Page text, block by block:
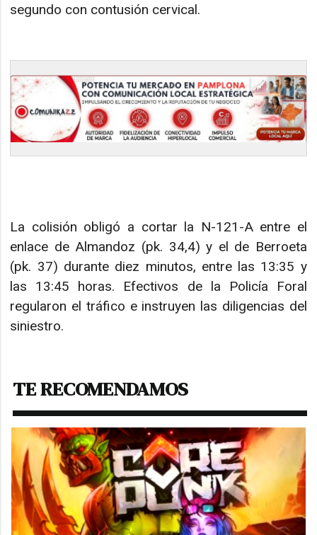
segundo con contusión cervical.
La colisión obligó a cortar la N-121-A entre el
enlace de Almandoz (pk. 34,4) y el de Berroeta
(pk. 37) durante diez minutos, entre las 13:35 y
las 13:45 horas. Efectivos de la Policía Foral
regularon el tráfico e instruyen las diligencias del
siniestro.
TE RECOMENDAMOS